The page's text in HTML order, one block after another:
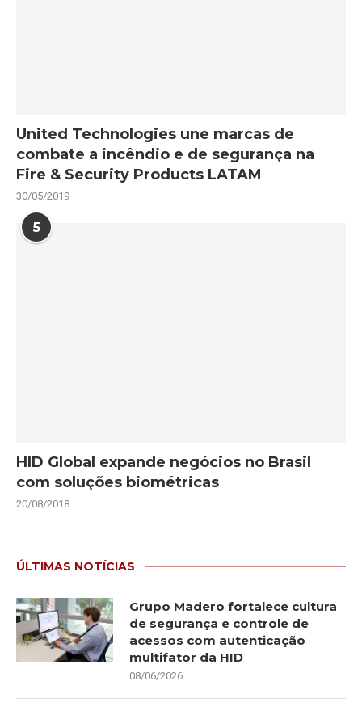
United Technologies une marcas de
combate a incêndio e de segurança na
Fire & Security Products LATAM
30/05/2019
5
HID Global expande negócios no Brasil
com soluções biométricas
20/08/2018
ÚLTIMAS NOTÍCIAS
Grupo Madero fortalece cultura
de segurança e controle de
acessos com autenticação
multifator da HID
08/06/2026